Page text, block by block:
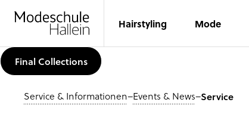
Hairstyling Mode
Final Collections
Service & Informationen–Events & News–Service